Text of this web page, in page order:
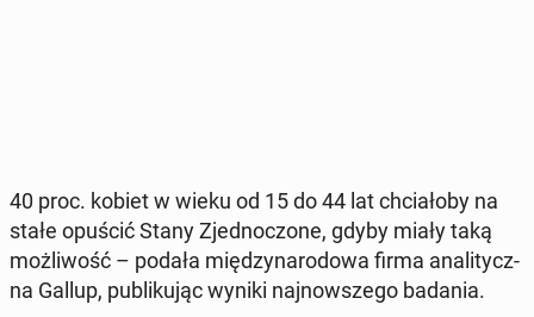
40 proc. kobiet w wieku od 15 do 44 lat chcia­ło­by na
stałe opuścić Stany Zjed­no­czo­ne, gdyby miały taką
moż­li­wość – podała mię­dzy­na­ro­do­wa firma ana­li­tycz­
na Gallup, pu­bli­ku­jąc wyniki naj­now­sze­go badania.